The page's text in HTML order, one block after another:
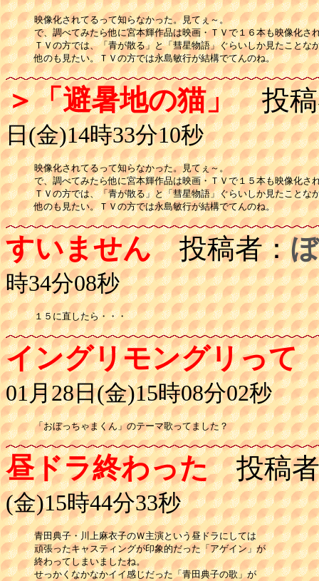
映像化されてるって知らなかった。見てぇ～。
で、調べてみたら他に宮本輝作品は映画・ＴＶで１６本も映像化さ
ＴＶの方では、「青が散る」と「彗星物語」ぐらいしか見たことな
他のも見たい。ＴＶの方では永島敏行が結構でてんのね。
＞「避暑地の猫」投稿
日(金)14時33分10秒
映像化されてるって知らなかった。見てぇ～。
で、調べてみたら他に宮本輝作品は映画・ＴＶで１５本も映像化さ
ＴＶの方では、「青が散る」と「彗星物語」ぐらいしか見たことな
他のも見たい。ＴＶの方では永島敏行が結構でてんのね。
すいません投稿者：
時34分08秒
１５に直したら・・・
イングリモングリって
01月28日(金)15時08分02秒
「おぼっちゃまくん」のテーマ歌ってました？
昼ドラ終わった投稿
(金)15時44分33秒
青田典子・川上麻衣子のＷ主演という昼ドラにしては
頑張ったキャスティングが印象的だった「アゲイン」が
終わってしまいましたね。
せっかくなかなかイイ感じだった「青田典子の歌」が